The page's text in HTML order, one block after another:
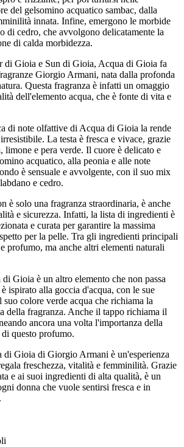
del gelsomino acquatico sambac, dalla
innata. Infine, emergono le morbide
di cedro, che avvolgono delicatamente la
di calda morbidezza.
di Gioia e Sun di Gioia, Acqua di Gioia fa
Giorgio Armani, nata dalla profonda
Questa fragranza è infatti un omaggio
dell'elemento acqua, che è fonte di vita e
di note olfattive di Acqua di Gioia la rende
La testa è fresca e vivace, grazie
limone e pera verde. Il cuore è delicato e
acquatico, alla peonia e alle note
è sensuale e avvolgente, con il suo mix
e cedro.
è solo una fragranza straordinaria, è anche
e sicurezza. Infatti, la lista di ingredienti è
e curata per garantire la massima
per la pelle. Tra gli ingredienti principali
profumo, ma anche altri elementi naturali
Gioia è un altro elemento che non passa
ispirato alla goccia d'acqua, con le sue
colore verde acqua che richiama la
della fragranza. Anche il tappo richiama il
ancora una volta l'importanza della
questo profumo.
di Gioia di Giorgio Armani è un'esperienza
freschezza, vitalità e femminilità. Grazie
e ai suoi ingredienti di alta qualità, è un
donna che vuole sentirsi fresca e in